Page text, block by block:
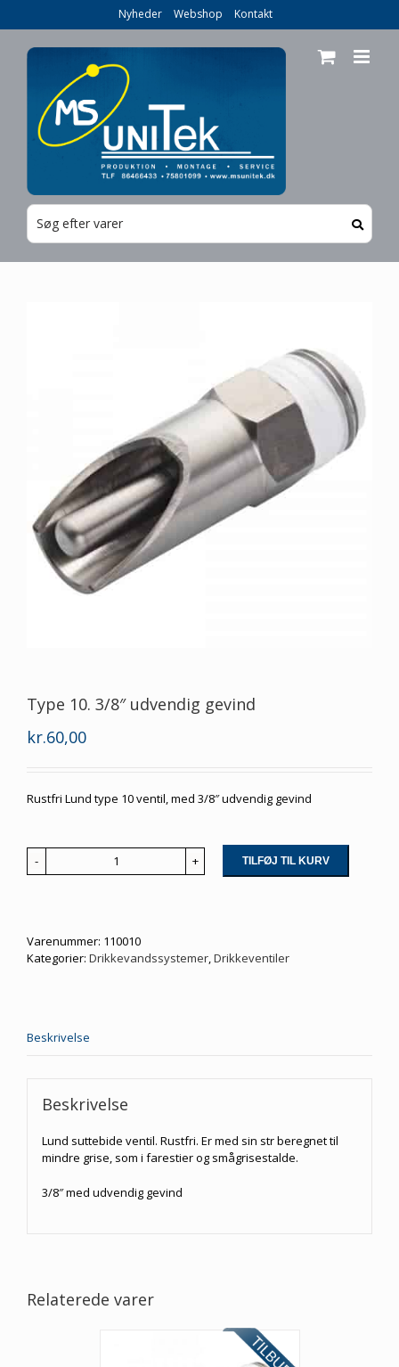
Nyheder Webshop Kontakt
Type 10. 3/8″ udvendig gevind
kr.60,00
Rustfri Lund type 10 ventil, med 3/8″ udvendig gevind
Type
gevind
antal
TILFØJ TIL KURV
Varenummer: 110010
Kategorier: Drikkevandssystemer,Drikkeventiler
Beskrivelse
Beskrivelse
Lund suttebide ventil. Rustfri. Er med sin str beregnet til
mindre grise, som i farestier og smågrisestalde.
3/8″ med udvendig gevind
Relaterede varer